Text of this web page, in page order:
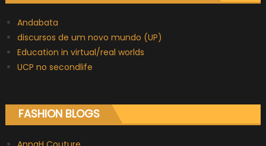
Andabata
discursos de um novo mundo (UP)
Education in virtual/real worlds
UCP no secondlife
FASHION BLOGS